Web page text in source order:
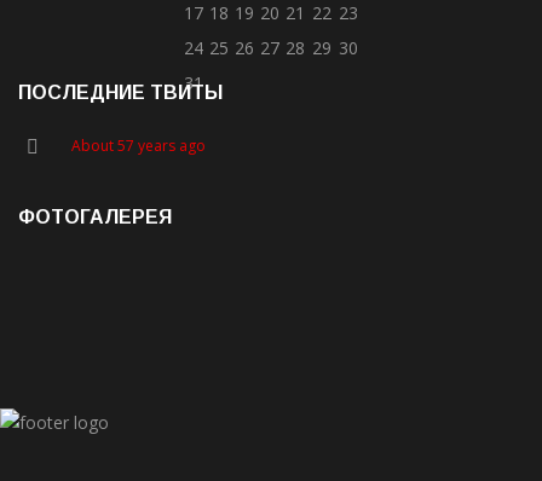
17 18 19 20 21 22 23
24 25 26 27 28 29 30
31
ПОСЛЕДНИЕ ТВИТЫ
About 57 years ago
ФОТОГАЛЕРЕЯ